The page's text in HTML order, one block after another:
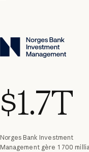
$1.7T
Norges Bank Investment
Management gère 1 700